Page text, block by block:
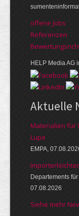
offene Jobs
Referenzen
HELP Media AG
Aktuelle
Materialien für
Lupe
EMPA,
Departements
07.08.2026
Siehe mehr